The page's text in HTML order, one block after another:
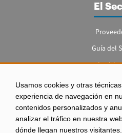
Usamos cookies y otras
experiencia de navegación en
contenidos personalizados y
analizar el tráfico en nuestra
dónde llegan nuestros visitantes.
El
Guía del